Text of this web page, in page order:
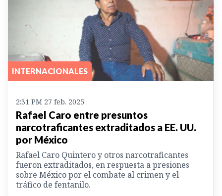
INTERNACIONALES
2:31 PM 27 feb. 2025
Rafael Caro entre presuntos
narcotraficantes extraditados a EE. UU.
por México
Rafael Caro Quintero y otros narcotraficantes
fueron extraditados, en respuesta a presiones
sobre México por el combate al crimen y el
tráfico de fentanilo.